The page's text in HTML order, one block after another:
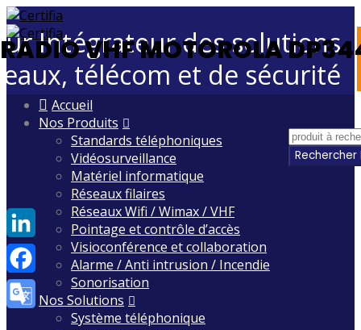
Intégrateur des solutions
télécom et de sécurité
Skip
Accueil
Nos Produits
Standards téléphoniques
Vidéosurveillance
Matériel informatique
Réseaux filaires
Réseaux Wifi / Wimax / VHF
Pointage et contrôle d’accès
Visioconférence et collaboration
Alarme / Anti intrusion / Incendie
Sonorisation
Nos Solutions
Système téléphonique
RADIO VHF MOTOROLA
LinkedIn
Facebook